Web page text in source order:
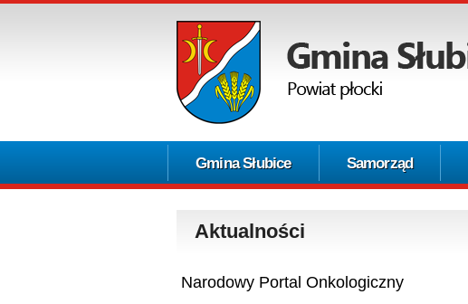
Gmina Słubice Samorząd
Aktualności
Narodowy Portal Onkologiczny